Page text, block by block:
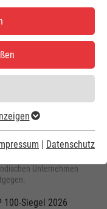
| Datenschutz
für das gesamte
Unternehmen
100-Siegel 2026